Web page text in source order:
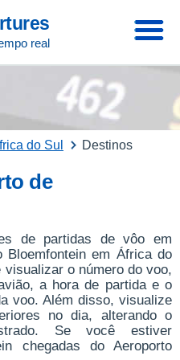
real
do Sul Destinos
de
de partidas de vôo em
Bloemfontein em África do
visualizar o número do voo,
a hora de partida e o
voo. Além disso, visualize
no dia, alterando o
Se você estiver
chegadas do Aeroporto